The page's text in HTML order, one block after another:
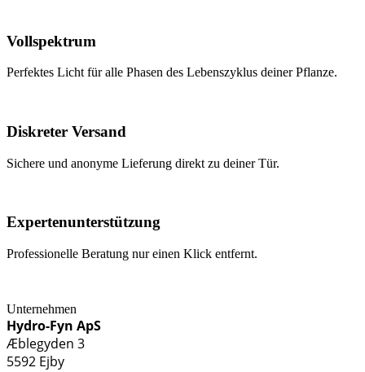
Vollspektrum
Perfektes Licht für alle Phasen des Lebenszyklus deiner Pflanze.
Diskreter Versand
Sichere und anonyme Lieferung direkt zu deiner Tür.
Expertenunterstützung
Professionelle Beratung nur einen Klick entfernt.
Unternehmen
Hydro-Fyn ApS
Æblegyden 3
5592 Ejby